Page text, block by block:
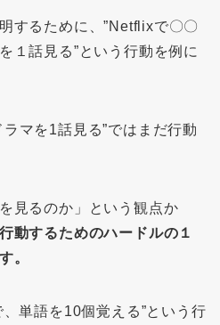
するために、”Netflixで〇〇
１話見る”という行動を例に
マを1話見る”ではまだ行動
見るのか」という観点か
動するためのハードルの１
。
単語を10個覚える”という行